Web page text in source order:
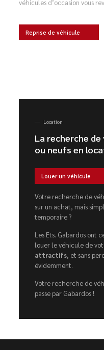
véhicules d’occasion vous
Reprise de véhicule
Location
La recherche de
ou neufs en
Louer un véhicule
Votre recherche de
sur un achat, mais
temporaire ?
Les Ets. Gabardos ont
louer le véhicule de
attractifs, et sans
évidemment.
Votre recherche de
passe par Gabardos !